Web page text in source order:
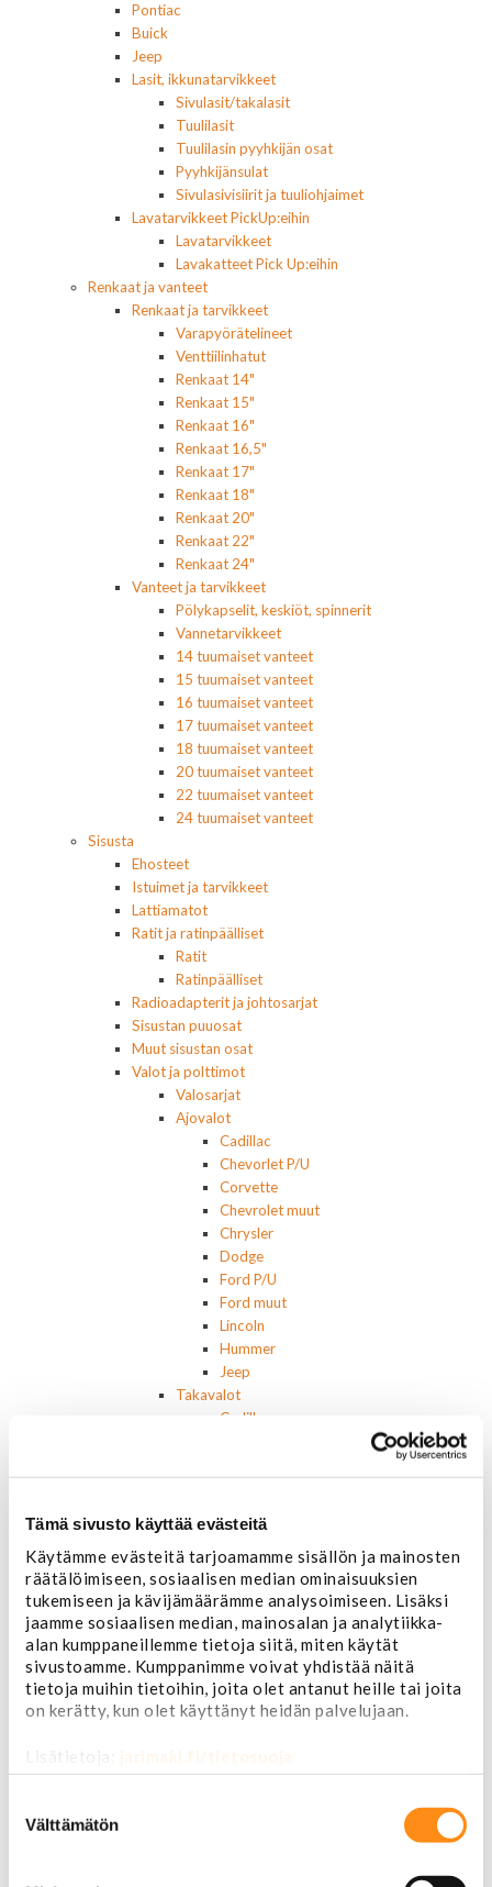
Tämä sivusto käyttää evästeitä
Käytämme evästeitä tarjoamamme sisällön ja mainosten
räätälöimiseen, sosiaalisen median ominaisuuksien
tukemiseen ja kävijämäärämme analysoimiseen. Lisäksi
jaamme sosiaalisen median, mainosalan ja analytiikka-
alan kumppaneillemme tietoja siitä, miten käytät
sivustoamme. Kumppanimme voivat yhdistää näitä
tietoja muihin tietoihin, joita olet antanut heille tai joita
on kerätty, kun olet käyttänyt heidän palvelujaan.
Lisätietoja: jarimaki.fi/tietosuoja
valinta
Välttämätön
Pontiac
Buick
Jeep
Lasit, ikkunatarvikkeet
Sivulasit/takalasit
Tuulilasit
Tuulilasin pyyhkijän osat
Pyyhkijänsulat
Sivulasivisiirit ja tuuliohjaimet
Lavatarvikkeet PickUp:eihin
Lavatarvikkeet
Lavakatteet Pick Up:eihin
Renkaat ja vanteet
Renkaat ja tarvikkeet
Varapyörätelineet
Venttiilinhatut
Renkaat 14"
Renkaat 15"
Renkaat 16"
Renkaat 16,5"
Renkaat 17"
Renkaat 18"
Renkaat 20"
Renkaat 22"
Renkaat 24"
Vanteet ja tarvikkeet
Pölykapselit, keskiöt, spinnerit
Vannetarvikkeet
14 tuumaiset vanteet
15 tuumaiset vanteet
16 tuumaiset vanteet
17 tuumaiset vanteet
18 tuumaiset vanteet
20 tuumaiset vanteet
22 tuumaiset vanteet
24 tuumaiset vanteet
Sisusta
Ehosteet
Istuimet ja tarvikkeet
Lattiamatot
Ratit ja ratinpäälliset
Ratit
Ratinpäälliset
Radioadapterit ja johtosarjat
Sisustan puuosat
Muut sisustan osat
Valot ja polttimot
Valosarjat
Ajovalot
Cadillac
Chevorlet P/U
Corvette
Chevrolet muut
Chrysler
Dodge
Ford P/U
Ford muut
Lincoln
Hummer
Jeep
Takavalot
Cadillac
Ford P/U
Ford muut
Hummer
Jeep
Lincoln
Muut
Parkit / Vilkut
Sumu- ja peruutusvalot
Sivuvalot ja markerit